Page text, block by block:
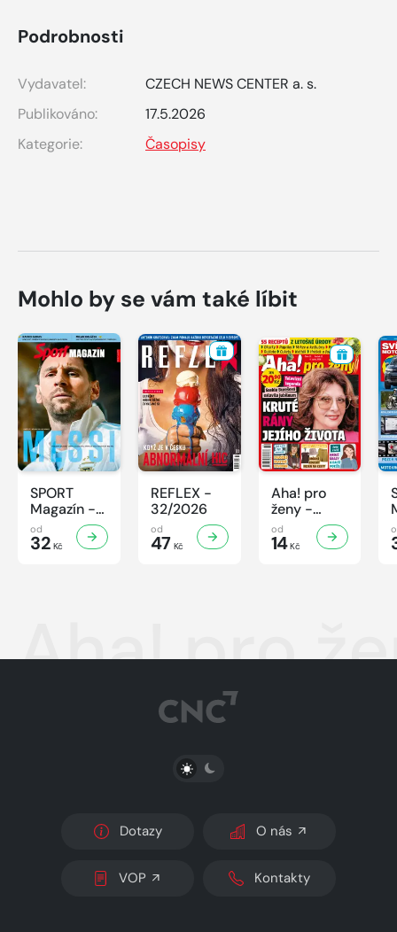
Podrobnosti
Vydavatel:
CZECH NEWS CENTER a. s.
Publikováno:
17.5.2026
Kategorie:
Časopisy
Mohlo by se vám také líbit
SPORT
Magazín -
32/2026
od
32 Kč
REFLEX -
32/2026
od
47 Kč
Aha! pro
ženy -
32/2026
od
14Kč
Aha! pro
PŘEPNOUT SVĚTLÝ/TMAVÝ REŽIM
Dotazy O nás
VOP Kontakty